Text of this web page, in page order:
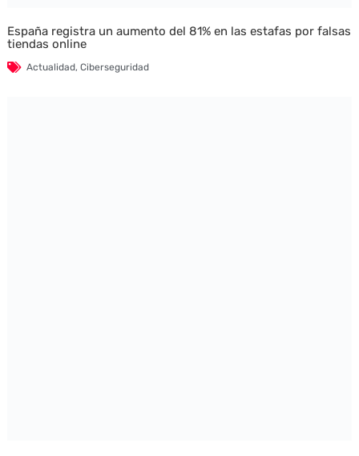
España registra un aumento del 81% en las estafas por falsas
tiendas online
Actualidad, Ciberseguridad